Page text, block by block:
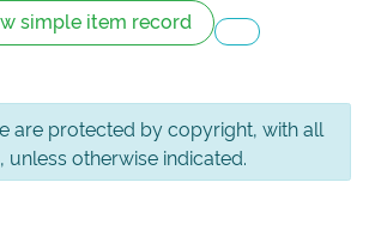
simple item record
are protected by copyright, with all
unless otherwise indicated.